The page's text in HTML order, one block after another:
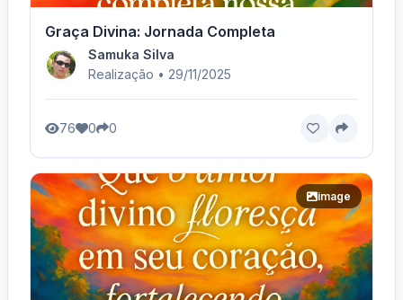
Graça Divina: Jornada Completa
Samuka Silva
Realização • 29/11/2025
76 0 0
image